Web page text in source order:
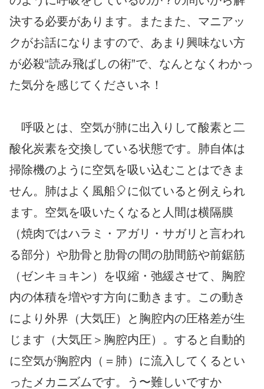
決する必要があります。またまた、マニアッ
クがお話になりますので、あまり興味ない方
が必殺“読み飛ばしの術”で、なんとなくわかっ
た気分を感じてくださいネ！
呼吸とは、空気が肺に出入りして酸素と二
酸化炭素を交換している状態です。肺自体は
掃除機のように空気を吸い込むことはできま
せん。肺はよく風船🎈に似ていると例えられ
ます。空気を吸いたくなると人間は横隔膜
（焼肉ではハラミ・アガリ・サガリと言われ
る部分）や肋骨と肋骨の間の肋間筋や前鋸筋
（ゼンキョキン）を収縮・弛緩させて、胸腔
内の体積を増やす方向に動きます。この動き
により外界（大気圧）と胸腔内の圧格差が生
じます（大気圧＞胸腔内圧）。すると自動的
に空気が胸腔内（＝肺）に流入してくるとい
ったメカニズムです。う〜難しいですか